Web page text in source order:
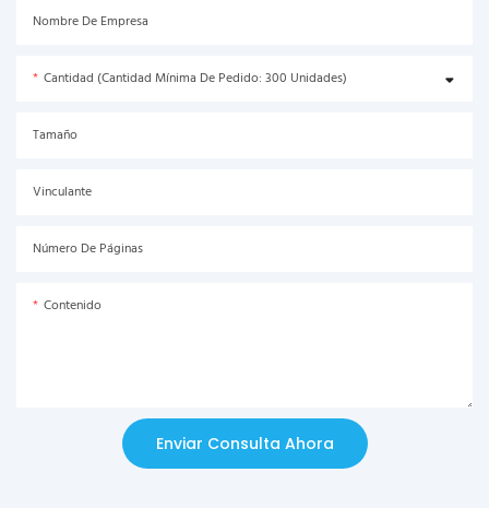
Nombre De Empresa
Cantidad (Cantidad Mínima De Pedido: 300 Unidades)
Tamaño
Vinculante
Número De Páginas
Contenido
Enviar Consulta Ahora